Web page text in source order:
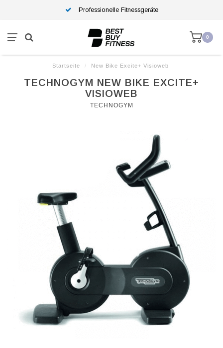
Professionelle Fitnessgeräte
0
Startseite / New Bike Excite+ Visioweb
TECHNOGYM NEW BIKE EXCITE+
VISIOWEB
TECHNOGYM